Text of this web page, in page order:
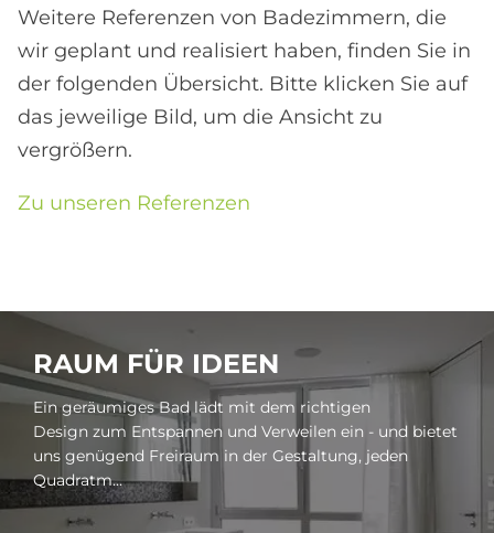
Weitere Referenzen von Badezimmern, die
wir geplant und realisiert haben, finden Sie in
der folgenden Übersicht. Bitte klicken Sie auf
das jeweilige Bild, um die Ansicht zu
vergrößern.
Zu unseren Referenzen
RAUM FÜR IDE­EN
Ein geräumiges Bad lädt mit dem richtigen
Design zum Entspannen und Verweilen ein - und bietet
uns genügend Freiraum in der Gestaltung, jeden
Quadratm...